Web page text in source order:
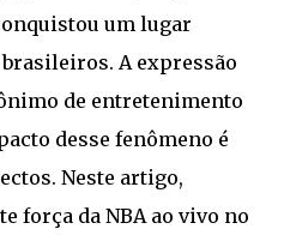
um lugar
A expressão
de entretenimento
desse fenômeno é
Neste artigo,
força da NBA ao vivo no